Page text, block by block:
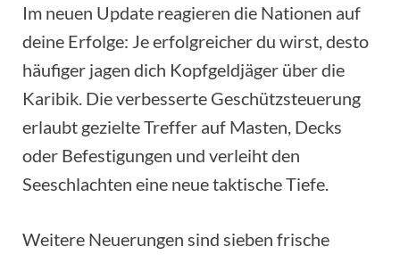
Im neuen Update reagieren die Nationen auf
deine Erfolge: Je erfolgreicher du wirst, desto
häufiger jagen dich Kopfgeldjäger über die
Karibik. Die verbesserte Geschützsteuerung
erlaubt gezielte Treffer auf Masten, Decks
oder Befestigungen und verleiht den
Seeschlachten eine neue taktische Tiefe.
Weitere Neuerungen sind sieben frische